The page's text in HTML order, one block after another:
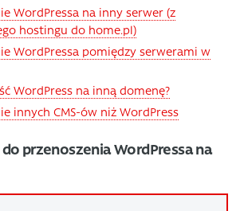
WordPressa na inny serwer (z
hostingu do home.pl)
WordPressa pomiędzy serwerami w
WordPress na inną domenę?
innych CMS-ów niż WordPress
przenoszenia WordPressa na